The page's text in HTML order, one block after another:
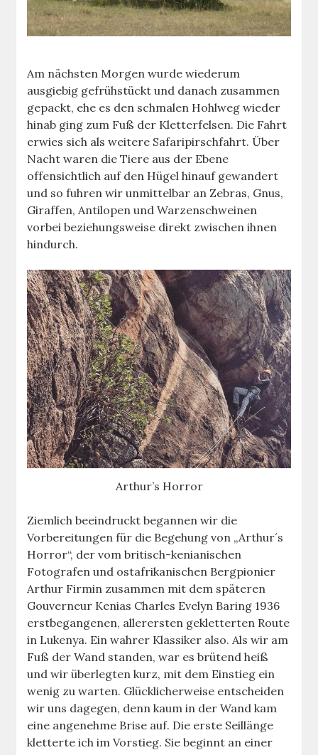
Am nächsten Morgen wurde wiederum
ausgiebig gefrühstückt und danach zusammen
gepackt, ehe es den schmalen Hohlweg wieder
hinab ging zum Fuß der Kletterfelsen. Die Fahrt
erwies sich als weitere Safaripirschfahrt. Über
Nacht waren die Tiere aus der Ebene
offensichtlich auf den Hügel hinauf gewandert
und so fuhren wir unmittelbar an Zebras, Gnus,
Giraffen, Antilopen und Warzenschweinen
vorbei beziehungsweise direkt zwischen ihnen
hindurch.
Arthur’s Horror
Ziemlich beeindruckt begannen wir die
Vorbereitungen für die Begehung von „Arthur´s
Horror“, der vom britisch-kenianischen
Fotografen und ostafrikanischen Bergpionier
Arthur Firmin zusammen mit dem späteren
Gouverneur Kenias Charles Evelyn Baring 1936
erstbegangenen, allerersten gekletterten Route
in Lukenya. Ein wahrer Klassiker also. Als wir am
Fuß der Wand standen, war es brütend heiß
und wir überlegten kurz, mit dem Einstieg ein
wenig zu warten. Glücklicherweise entscheiden
wir uns dagegen, denn kaum in der Wand kam
eine angenehme Brise auf. Die erste Seillänge
kletterte ich im Vorstieg. Sie beginnt an einer